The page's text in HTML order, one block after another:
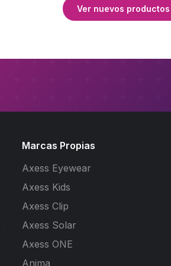
Ver nuevos productos
Marcas Propias
Axess Eyewear
Axess Kids
Axess Clip
Axess Solar
Axess ONE
Anima